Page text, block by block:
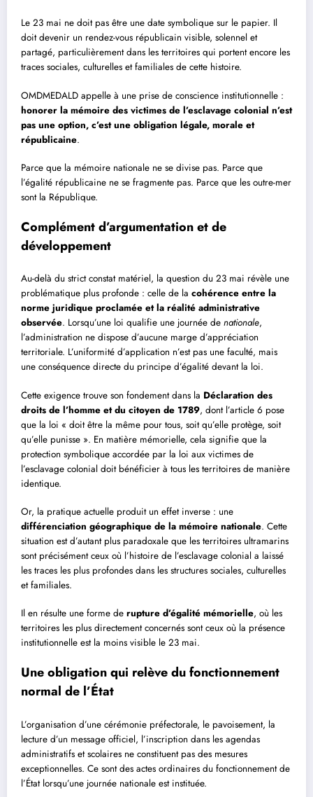
Le 23 mai ne doit pas être une date symbolique sur le papier. Il
doit devenir un rendez-vous républicain visible, solennel et
partagé, particulièrement dans les territoires qui portent encore les
traces sociales, culturelles et familiales de cette histoire.
OMDMEDALD appelle à une prise de conscience institutionnelle :
honorer la mémoire des victimes de l’esclavage colonial n’est
pas une option, c’est une obligation légale, morale et
républicaine.
Parce que la mémoire nationale ne se divise pas. Parce que
l’égalité républicaine ne se fragmente pas. Parce que les outre-mer
sont la République.
Complément d’argumentation et de
développement
Au-delà du strict constat matériel, la question du 23 mai révèle une
problématique plus profonde : celle de la cohérence entre la
norme juridique proclamée et la réalité administrative
observée. Lorsqu’une loi qualifie une journée de nationale,
l’administration ne dispose d’aucune marge d’appréciation
territoriale. L’uniformité d’application n’est pas une faculté, mais
une conséquence directe du principe d’égalité devant la loi.
Cette exigence trouve son fondement dans la Déclaration des
droits de l’homme et du citoyen de 1789, dont l’article 6 pose
que la loi « doit être la même pour tous, soit qu’elle protège, soit
qu’elle punisse ». En matière mémorielle, cela signifie que la
protection symbolique accordée par la loi aux victimes de
l’esclavage colonial doit bénéficier à tous les territoires de manière
identique.
Or, la pratique actuelle produit un effet inverse : une
différenciation géographique de la mémoire nationale. Cette
situation est d’autant plus paradoxale que les territoires ultramarins
sont précisément ceux où l’histoire de l’esclavage colonial a laissé
les traces les plus profondes dans les structures sociales, culturelles
et familiales.
Il en résulte une forme de rupture d’égalité mémorielle, où les
territoires les plus directement concernés sont ceux où la présence
institutionnelle est la moins visible le 23 mai.
Une obligation qui relève du fonctionnement
normal de l’État
L’organisation d’une cérémonie préfectorale, le pavoisement, la
lecture d’un message officiel, l’inscription dans les agendas
administratifs et scolaires ne constituent pas des mesures
exceptionnelles. Ce sont des actes ordinaires du fonctionnement de
l’État lorsqu’une journée nationale est instituée.